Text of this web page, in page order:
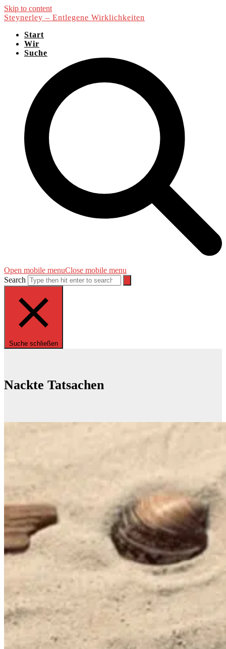
Skip to content
Steynerley – Entlegene Wirklichkeiten
Start
Wir
Suche
Open mobile menuClose mobile menu
Search
Suche schließen
Nackte Tatsachen